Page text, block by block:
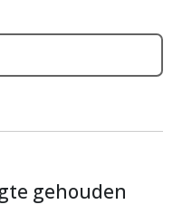
gehouden